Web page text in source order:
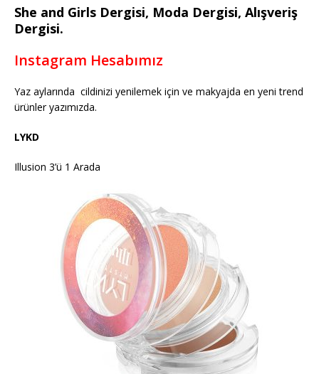
She and Girls Dergisi, Moda Dergisi, Alışveriş
Dergisi.
Instagram Hesabımız
Yaz aylarında cildinizi yenilemek için ve makyajda en yeni trend
ürünler yazımızda.
LYKD
Illusion 3’ü 1 Arada